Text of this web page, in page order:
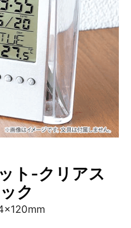
ト-クリアス
ク